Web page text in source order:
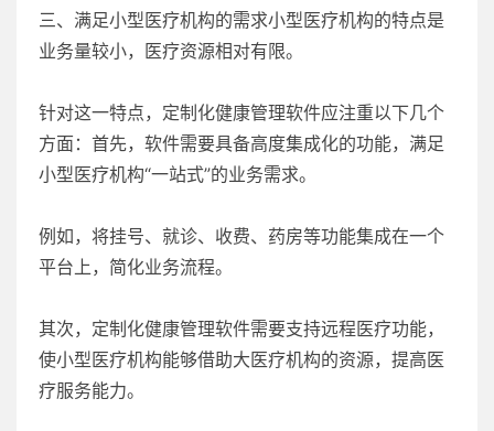
三、满足小型医疗机构的需求小型医疗机构的特点是
业务量较小，医疗资源相对有限。
针对这一特点，定制化健康管理软件应注重以下几个
方面：首先，软件需要具备高度集成化的功能，满足
小型医疗机构“一站式”的业务需求。
例如，将挂号、就诊、收费、药房等功能集成在一个
平台上，简化业务流程。
其次，定制化健康管理软件需要支持远程医疗功能，
使小型医疗机构能够借助大医疗机构的资源，提高医
疗服务能力。